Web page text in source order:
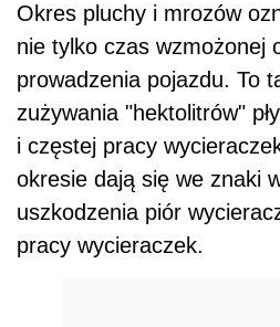
Okres pluchy i mrozów
nie tylko czas wzmożonej
prowadzenia pojazdu. To
zużywania "hektolitrów"
i częstej pracy
okresie dają się we znaki
uszkodzenia piór
pracy wycieraczek.